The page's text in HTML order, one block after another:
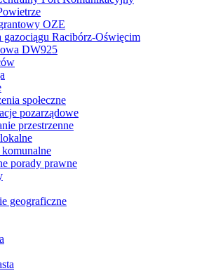
OZE
gazociągu Racibórz-Oświęcim
DW925
społeczne
pozarządowe
przestrzenne
porady prawne
geograficzne